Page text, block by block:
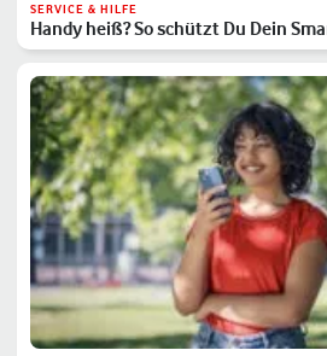
SERVICE & HILFE
Handy heiß? So schützt Du Dein